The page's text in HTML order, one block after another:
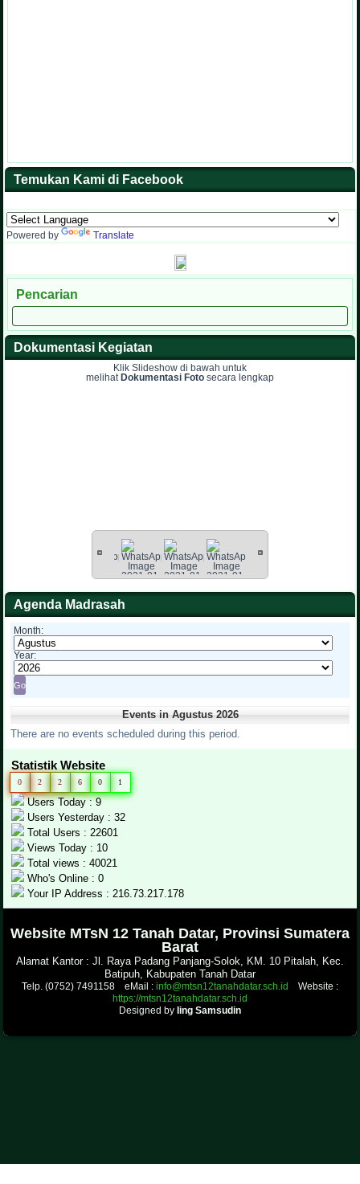
Temukan Kami di Facebook
Powered by Translate
Pencarian
Dokumentasi Kegiatan
Klik Slideshow di bawah untuk
melihat Dokumentasi Foto secara lengkap
Agenda Madrasah
Month:
Year:
Events in Agustus 2026
There are no events scheduled during this period.
Statistik Website
0 2 2 6 0 1
Users Today : 9
Users Yesterday : 32
Total Users : 22601
Views Today : 10
Total views : 40021
Who's Online : 0
Your IP Address : 216.73.217.178
Website MTsN 12 Tanah Datar, Provinsi Sumatera
Barat
Alamat Kantor : Jl. Raya Padang Panjang-Solok, KM. 10 Pitalah, Kec.
Batipuh, Kabupaten Tanah Datar
Telp. (0752) 7491158 eMail : info@mtsn12tanahdatar.sch.id
Website :
https://mtsn12tanahdatar.sch.id
Designed by Iing Samsudin